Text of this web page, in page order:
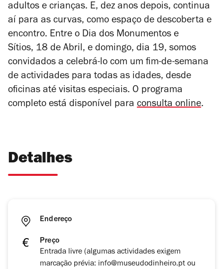
adultos e crianças. E, dez anos depois, continua
aí para as curvas, como espaço de descoberta e
encontro. Entre o Dia dos Monumentos e
Sítios, 18 de Abril, e domingo, dia 19, somos
convidados a celebrá-lo com um fim-de-semana
de actividades para todas as idades, desde
oficinas até visitas especiais. O programa
completo está disponível para consulta online.
Detalhes
Endereço
Preço
Entrada livre (algumas actividades exigem
marcação prévia: info@museudodinheiro.pt ou